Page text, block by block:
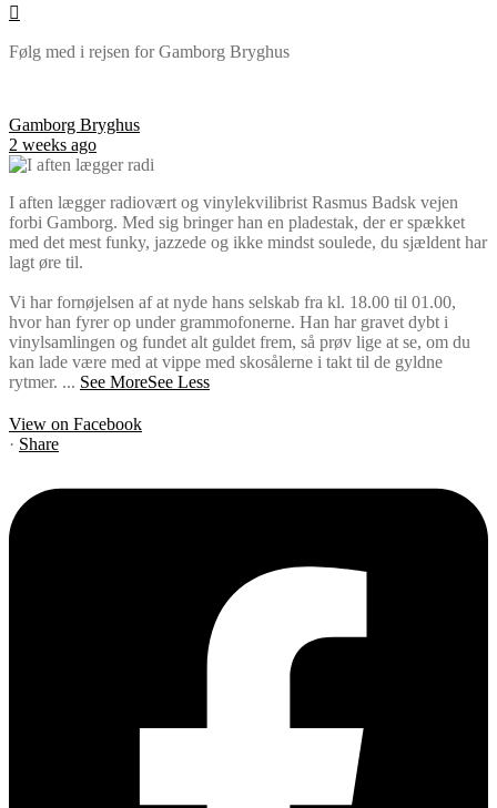
Følg med i rejsen for Gamborg Bryghus
Gamborg Bryghus
2 weeks ago
I aften lægger radiovært og vinylekvilibrist Rasmus Badsk vejen
forbi Gamborg. Med sig bringer han en pladestak, der er spækket
med det mest funky, jazzede og ikke mindst soulede, du sjældent har
lagt øre til.
Vi har fornøjelsen af at nyde hans selskab fra kl. 18.00 til 01.00,
hvor han fyrer op under grammofonerne. Han har gravet dybt i
vinylsamlingen og fundet alt guldet frem, så prøv lige at se, om du
kan lade være med at vippe med skosålerne i takt til de gyldne
rytmer. ... See MoreSee Less
View on Facebook
· Share